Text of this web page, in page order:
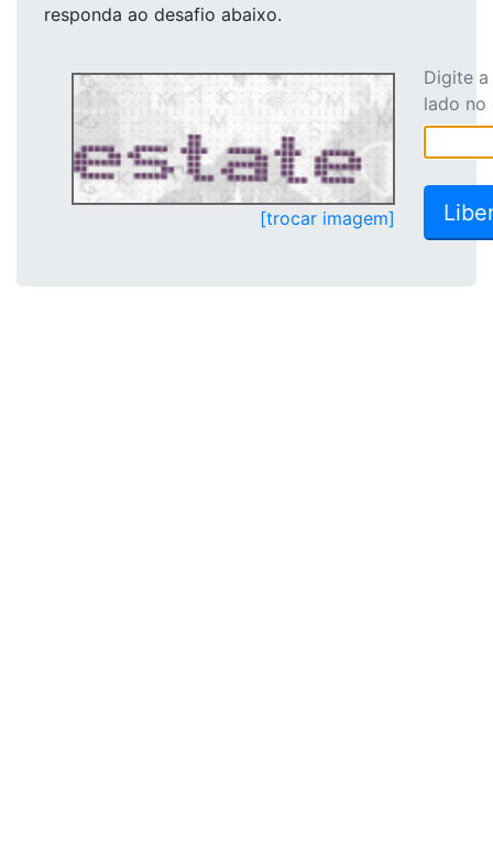
responda ao desafio abaixo.
[trocar imagem]
Digite
lado no